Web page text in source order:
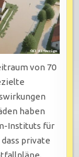
von 70
haben
Instituts für
private